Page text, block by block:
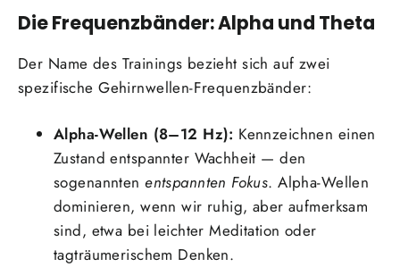
Die Frequenzbänder: Alpha und Theta
Der Name des Trainings bezieht sich auf zwei
spezifische Gehirnwellen-Frequenzbänder:
Alpha-Wellen (8–12 Hz): Kennzeichnen einen
Zustand entspannter Wachheit — den
sogenanntenentspannten Fokus. Alpha-Wellen
dominieren, wenn wir ruhig, aber aufmerksam
sind, etwa bei leichter Meditation oder
tagträumerischem Denken.